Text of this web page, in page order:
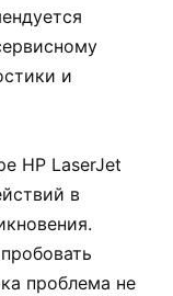
и
HP LaserJet
в
проблема не